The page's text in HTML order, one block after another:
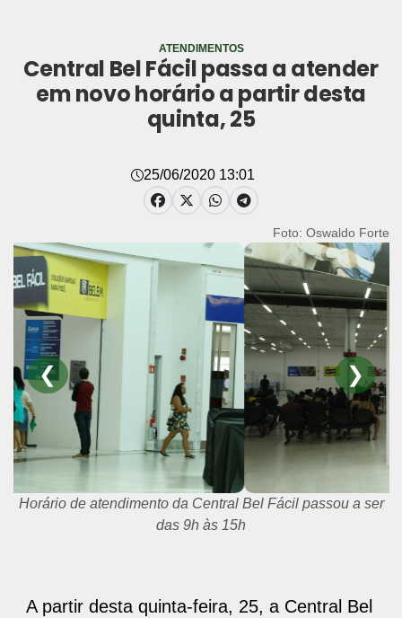
ATENDIMENTOS
Central Bel Fácil passa a atender
em novo horário a partir desta
quinta, 25
25/06/2020 13:01
Foto: Oswaldo Forte
❮ ❯
Horário de atendimento da Central Bel Fácil passou a ser
das 9h às 15h
A partir desta quinta-feira, 25, a Central Bel